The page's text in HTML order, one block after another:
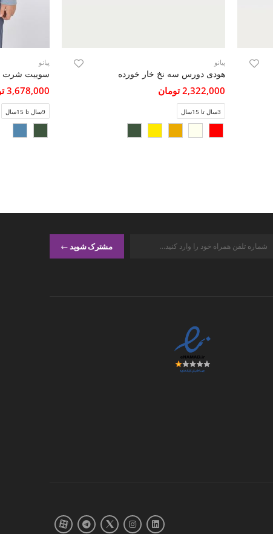
پیانو
هودی دورس سه نخ خار خورده
2,322,000 تومان
3سال تا 15سال
پیانو
3,678,000 تومان
9سال تا 15سال
مشترک شوید